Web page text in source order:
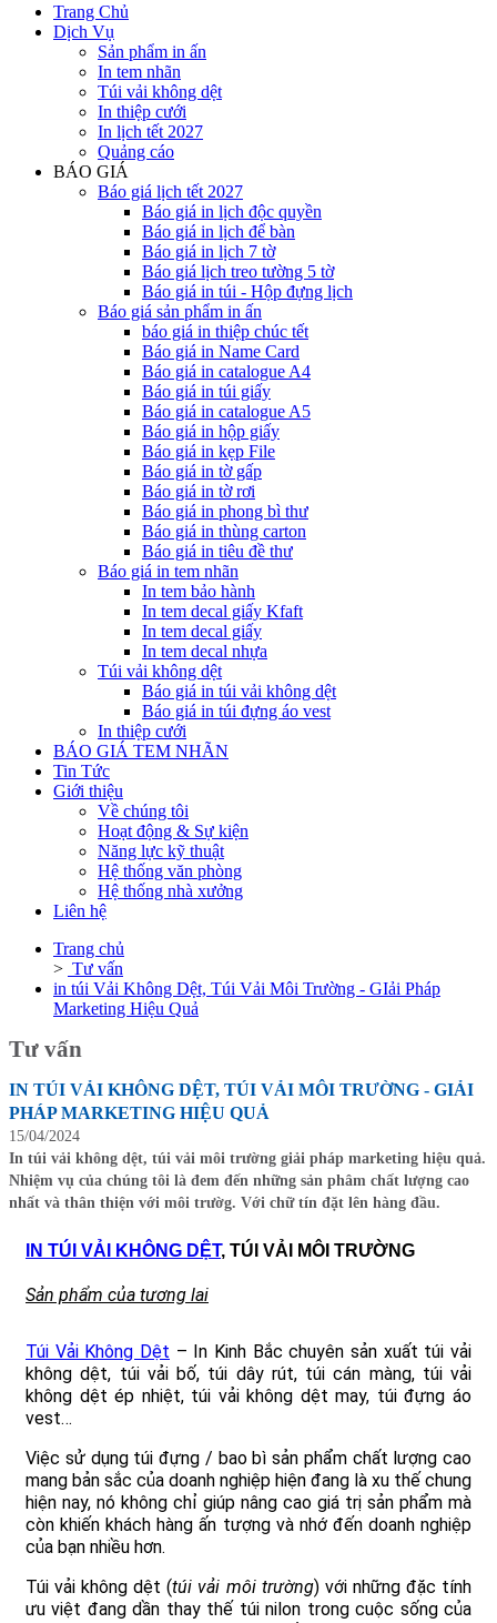
Trang Chủ
Dịch Vụ
Sản phẩm in ấn
In tem nhãn
Túi vải không dệt
In thiệp cưới
In lịch tết 2027
Quảng cáo
BÁO GIÁ
Báo giá lịch tết 2027
Báo giá in lịch độc quyền
Báo giá in lịch để bàn
Báo giá in lịch 7 tờ
Báo giá lịch treo tường 5 tờ
Báo giá in túi - Hộp đựng lịch
Báo giá sản phẩm in ấn
báo giá in thiệp chúc tết
Báo giá in Name Card
Báo giá in catalogue A4
Báo giá in túi giấy
Báo giá in catalogue A5
Báo giá in hộp giấy
Báo giá in kẹp File
Báo giá in tờ gấp
Báo giá in tờ rơi
Báo giá in phong bì thư
Báo giá in thùng carton
Báo giá in tiêu đề thư
Báo giá in tem nhãn
In tem bảo hành
In tem decal giấy Kfaft
In tem decal giấy
In tem decal nhựa
Túi vải không dệt
Báo giá in túi vải không dệt
Báo giá in túi đựng áo vest
In thiệp cưới
BÁO GIÁ TEM NHÃN
Tin Tức
Giới thiệu
Về chúng tôi
Hoạt động & Sự kiện
Năng lực kỹ thuật
Hệ thống văn phòng
Hệ thống nhà xưởng
Liên hệ
Trang chủ
> Tư vấn
in túi Vải Không Dệt, Túi Vải Môi Trường - GIải Pháp
Marketing Hiệu Quả
Tư vấn
IN TÚI VẢI KHÔNG DỆT, TÚI VẢI MÔI TRƯỜNG - GIẢI
PHÁP MARKETING HIỆU QUẢ
15/04/2024
In túi vải không dệt, túi vải môi trường giải pháp marketing hiệu quả.
Nhiệm vụ của chúng tôi là đem đến những sản phâm chất lượng cao
nhất và thân thiện với môi trườg. Với chữ tín đặt lên hàng đầu.
IN TÚI VẢI KHÔNG DỆT, TÚI VẢI MÔI TRƯỜNG
Sản phẩm của tương lai
Túi Vải Không Dệt – In Kinh Bắc chuyên sản xuất túi vải
không dệt, túi vải bố, túi dây rút, túi cán màng, túi vải
không dệt ép nhiệt, túi vải không dệt may, túi đựng áo
vest…
Việc sử dụng túi đựng / bao bì sản phẩm chất lượng cao
mang bản sắc của doanh nghiệp hiện đang là xu thế chung
hiện nay, nó không chỉ giúp nâng cao giá trị sản phẩm mà
còn khiến khách hàng ấn tượng và nhớ đến doanh nghiệp
của bạn nhiều hơn.
Túi vải không dệt (túi vải môi trường) với những đặc tính
ưu việt đang dần thay thế túi nilon trong cuộc sống của